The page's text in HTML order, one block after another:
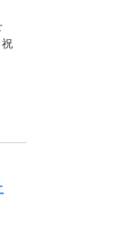
祝